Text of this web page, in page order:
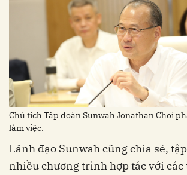
Chủ tịch Tập đoàn Sunwah Jonathan Choi
làm việc.
Lãnh đạo Sunwah cũng chia sẻ,
nhiều chương trình hợp tác với